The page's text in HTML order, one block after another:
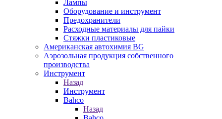
Лампы
Оборудование и инструмент
Предохранители
Расходные материалы для пайки
Стяжки пластиковые
Американская автохимия BG
Аэрозольная продукция собственного
производства
Инструмент
Назад
Инструмент
Bahco
Назад